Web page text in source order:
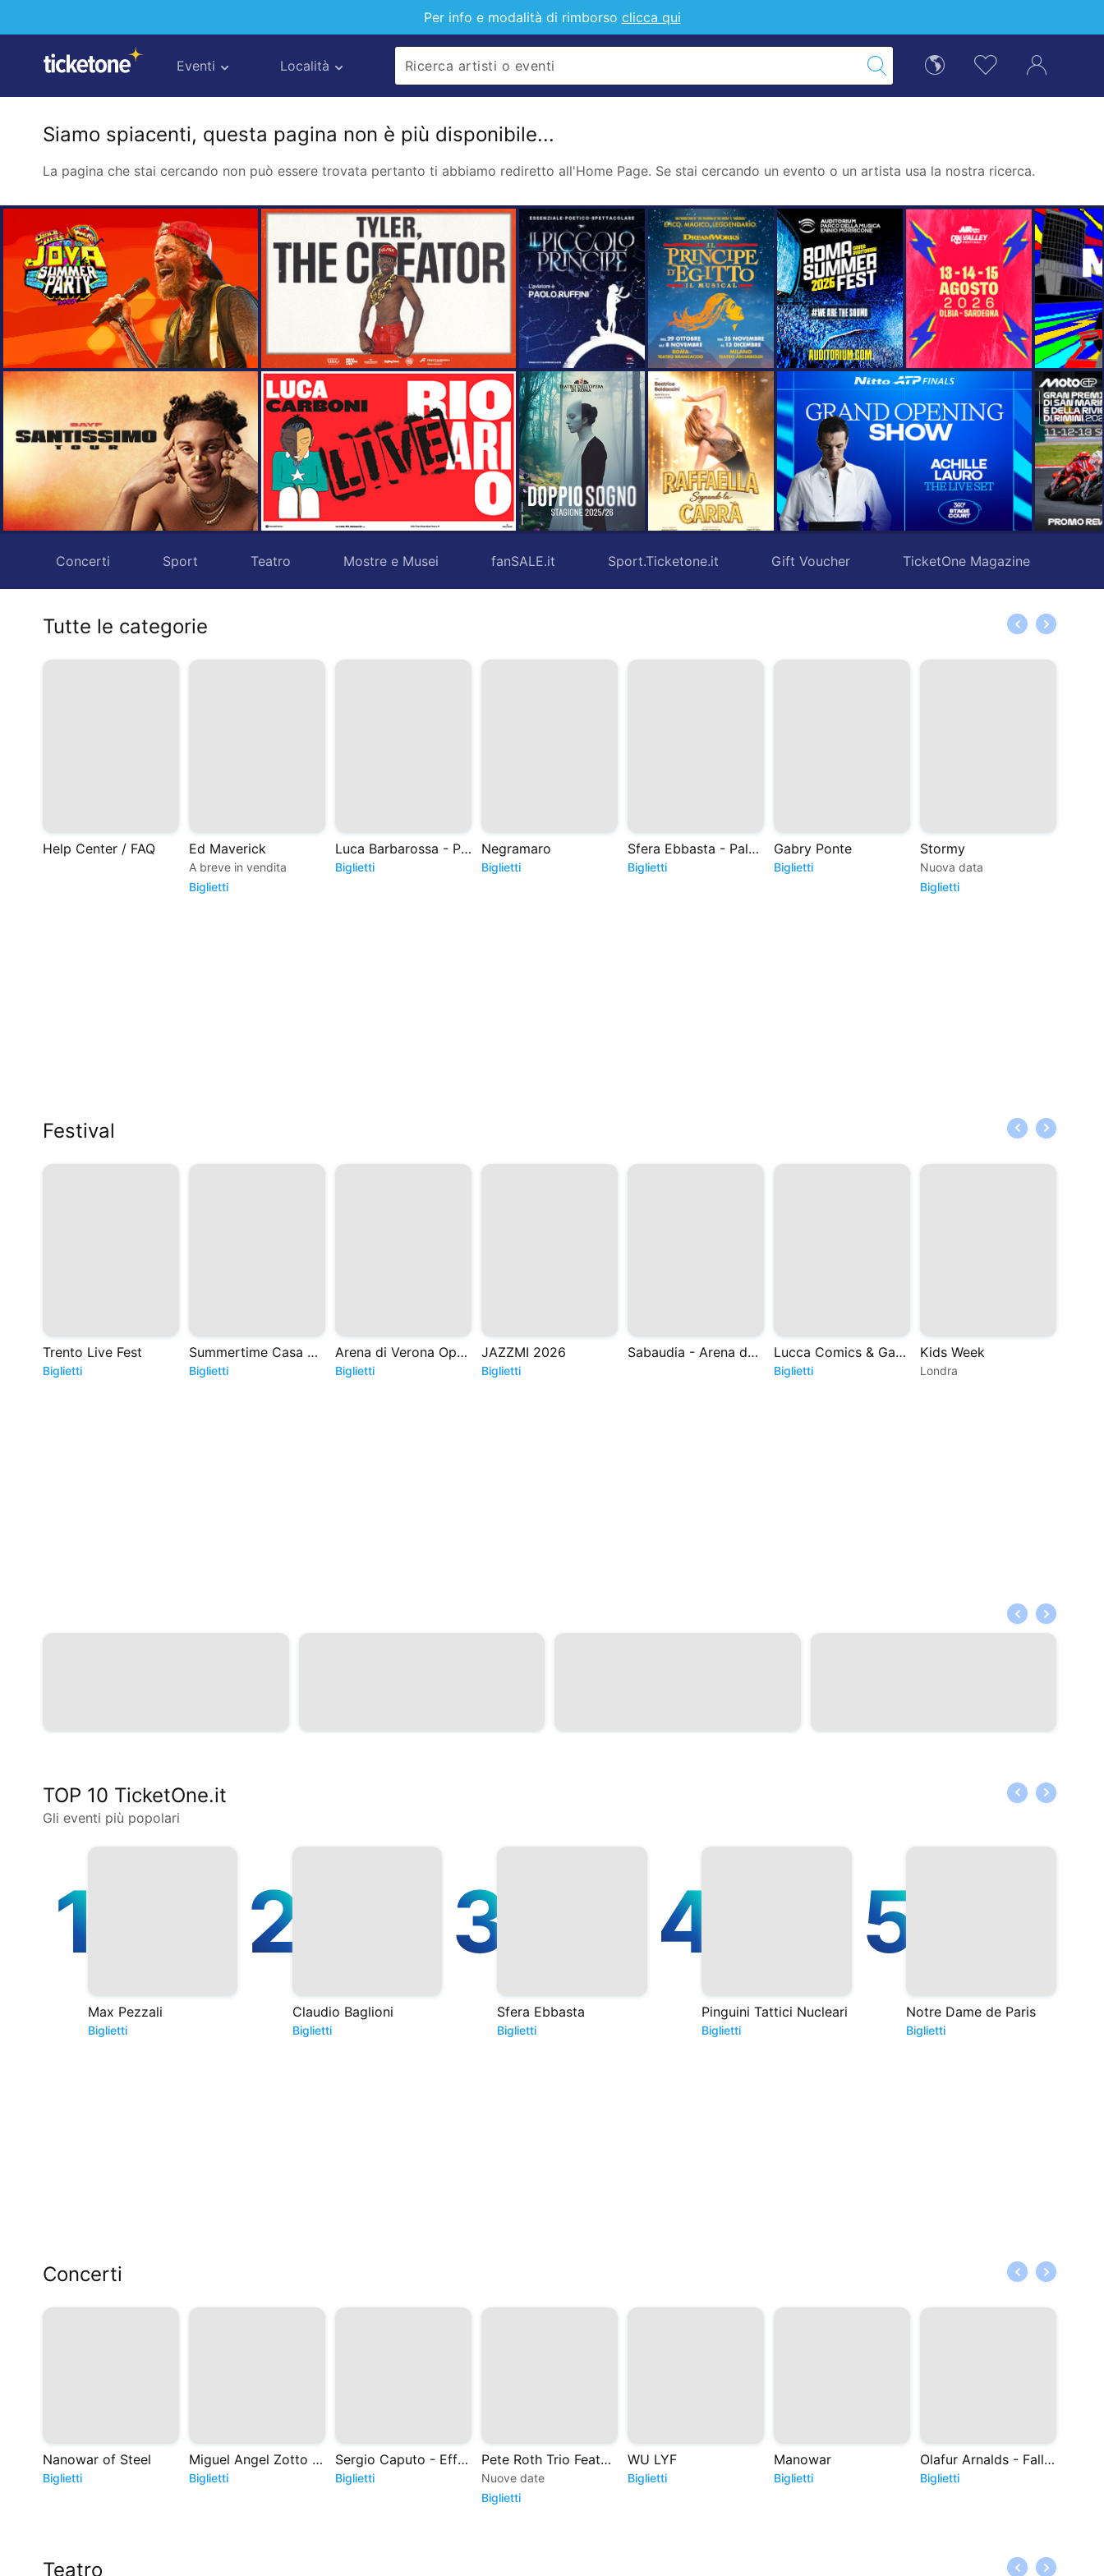
Per info e modalità di rimborso clicca qui
Eventi Località
Siamo spiacenti, questa pagina non è più disponibile...
La pagina che stai cercando non può essere trovata pertanto ti abbiamo rediretto all'Home Page. Se stai cercando un evento o un artista usa la nostra ricerca.
Concerti Sport Teatro Mostre e Musei fanSALE.it Sport.Ticketone.it Gift Voucher TicketOne Magazine
Tutte le categorie
Help Center / FAQ Ed Maverick
A breve in vendita
Biglietti
Luca Barbarossa - Pepita Live Club
Biglietti
Negramaro
Biglietti
Sfera Ebbasta - Palasport 2027
Biglietti
Gabry Ponte
Biglietti
Stormy
Nuova data
Biglietti
Festival
Trento Live Fest
Biglietti
Summertime Casa del Jazz 2026
Biglietti
Arena di Verona Opera Festival
Biglietti
JAZZMI 2026
Biglietti
Sabaudia - Arena del Mare BCC Roma Lucca Comics & Games 2026
Biglietti
Kids Week
Londra
TOP 10 TicketOne.it
Gli eventi più popolari
1
Max Pezzali
Biglietti
2
Claudio Baglioni
Biglietti
3
Sfera Ebbasta
Biglietti
4
Pinguini Tattici Nucleari
Biglietti
5
Notre Dame de Paris
Biglietti
Concerti
Nanowar of Steel
Biglietti
Miguel Angel Zotto - Tango. Historias de Astor
Biglietti
Sergio Caputo - Effetti Personali
Biglietti
Pete Roth Trio Featuring BILL BRUFORD
Nuove date
Biglietti
WU LYF
Biglietti
Manowar
Biglietti
Olafur Arnalds - Falling Apart Together
Biglietti
Teatro